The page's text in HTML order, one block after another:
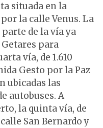
situada en la
la calle Venus. La
de la vía ya
para
vía, de 1.610
Gesto por la Paz
ubicadas las
autobuses. A
la quinta vía, de
San Bernardo y